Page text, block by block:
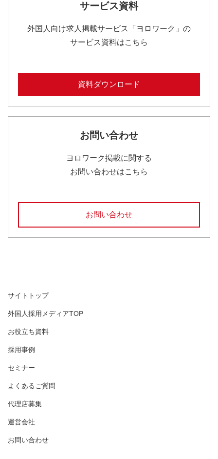
サービス資料
外国人向け求人掲載サービス「ヨロワーク」の
サービス資料はこちら
資料ダウンロード
お問い合わせ
ヨロワーク掲載に関する
お問い合わせはこちら
お問い合わせ
サイトトップ
外国人採用メディアTOP
お役立ち資料
採用事例
セミナー
よくあるご質問
代理店募集
運営会社
お問い合わせ